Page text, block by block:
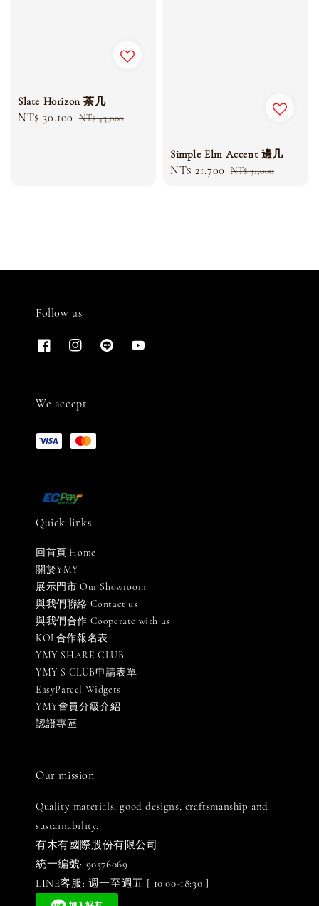
Slate Horizon 茶几
Sale
NT$ 30,100 Regular
NT$ 43,000
Simple Elm Accent 邊几
Sale
NT$ 21,700 Regular
NT$ 31,000
Follow us
We accept
Quick links
回首頁 Home
關於YMY
展示門市 Our Showroom
與我們聯絡 Contact us
與我們合作 Cooperate with us
KOL合作報名表
YMY SHARE CLUB
YMY S CLUB申請表單
EasyParcel Widgets
YMY會員分級介紹
認證專區
Our mission
Quality materials, good designs, craftsmanship and
sustainability.
有木有國際股份有限公司
統一編號: 90576069
LINE客服: 週一至週五 [ 10:00-18:30 ]